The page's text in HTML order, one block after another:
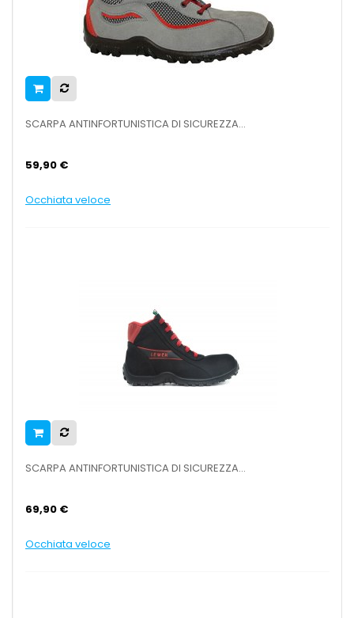
SCARPA ANTINFORTUNISTICA DI SICUREZZA...
59,90 €
Occhiata veloce
SCARPA ANTINFORTUNISTICA DI SICUREZZA...
69,90 €
Occhiata veloce